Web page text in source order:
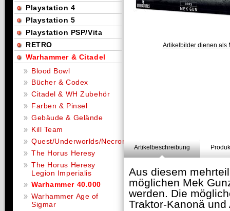
Artikelbilder dienen als
Artikelbeschreibung
Aus diesem
möglichen Mek
werden. Die
Traktor-Kanonä
Playstation 4
Playstation 5
Playstation PSP/Vita
RETRO
Warhammer & Citadel
Blood Bowl
Bücher & Codex
Citadel & WH Zubehör
Farben & Pinsel
Gebäude & Gelände
Kill Team
Quest/Underworlds/Necromunda
The Horus Heresy
The Horus Heresy
Legion Imperialis
Warhammer 40.000
Warhammer Age of
Sigmar